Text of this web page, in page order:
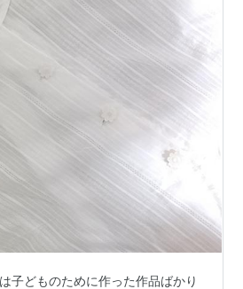
子どものために作った作品ばかり